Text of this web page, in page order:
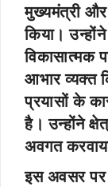
मुख्यमंत्री और
किया। उन्होंने
विकासात्मक
आभार व्यक्त
प्रयासों के
है। उन्होंने
अवगत
इस अवसर पर